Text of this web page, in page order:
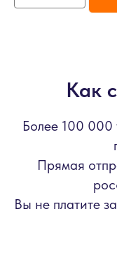
Как
Более 100 000
Прямая
Вы не платите